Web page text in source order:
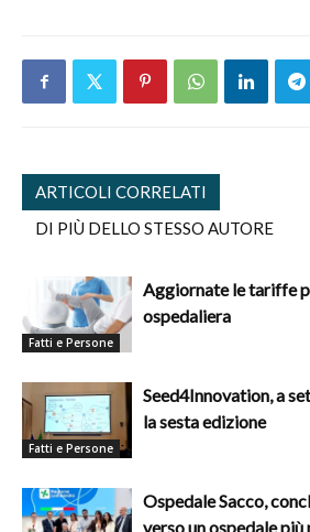
ARTICOLI CORRELATI
DI PIÙ DELLO STESSO AUTORE
Fatti e Persone
Aggiornate le tariffe
ospedaliera
Fatti e Persone
Seed4Innovation, a
la sesta edizione
Ospedale Sacco,
verso un ospedale